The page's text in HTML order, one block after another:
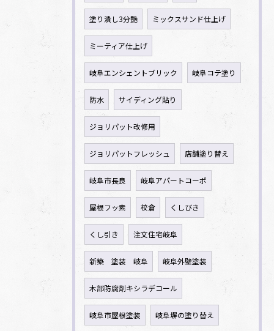
塗り潰し3分艶 ミックスサンド仕上げ
ミーティア仕上げ
岐阜エンシェントブリック 岐阜コテ塗り
防水 サイディング貼り
ジョリパット改修用
ジョリパットフレッシュ 店舗塗り替え
岐阜市長良 岐阜アパートコーポ
屋根フッ素 校倉 くしびき
くし引き 注文住宅岐阜
新築 塗装 岐阜 岐阜外壁塗装
木部防腐剤キシラデコール
岐阜市屋根塗装 岐阜塀の塗り替え